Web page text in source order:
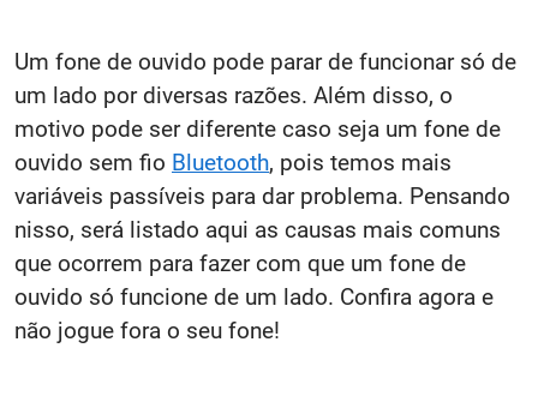
Um fone de ouvido pode parar de funcionar só de
um lado por diversas razões. Além disso, o
motivo pode ser diferente caso seja um fone de
ouvido sem fio Bluetooth, pois temos mais
variáveis passíveis para dar problema. Pensando
nisso, será listado aqui as causas mais comuns
que ocorrem para fazer com que um fone de
ouvido só funcione de um lado. Confira agora e
não jogue fora o seu fone!